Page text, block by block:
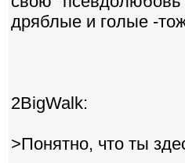
дряблые и голые -
2BigWalk:
>Понятно, что ты